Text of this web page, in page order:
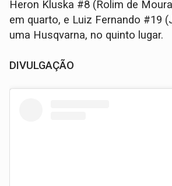
Heron Kluska #8 (Rolim de
em quarto, e Luiz Fernando #19
uma Husqvarna, no quinto lugar.
DIVULGAÇÃO